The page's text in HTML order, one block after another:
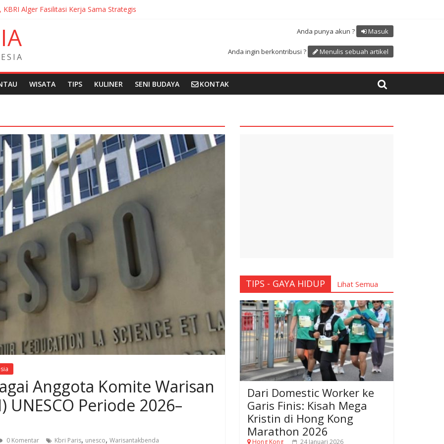
Alger Fasilitasi Kerja Sama Strategis
Merah Putih sepanjang 50 Meter di Brick Hill Hong Kong untuk menyambut HUT RI ke 81
Film Festival 2026 Montréal Kanada
Indonesia kepada Komunitas Paroki di Angola
IA
ES I A
Anda punya akun ? Masuk
Anda ingin berkontribusi ? Menulis sebuah artikel
WISATA TIPS KULINER SENI BUDAYA KONTAK
Anggota Komite Warisan
UNESCO Periode 2026–
0 Komentar Kbri Paris, unesco, Warisantakbenda
TIPS - GAYA HIDUP Lihat Semua
Dari Domestic Worker ke
Garis Finis: Kisah Mega
Kristin di Hong Kong
Marathon 2026
Hong Kong
24 Januari 2026